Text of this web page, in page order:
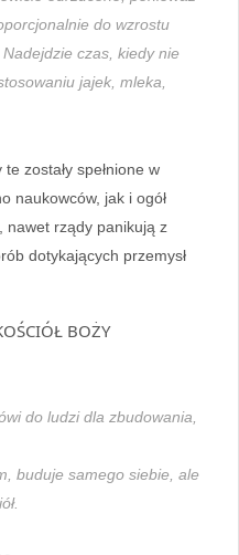
do wzrostu
czas, kiedy nie
jajek, mleka,
zostały spełnione w
naukowców, jak i ogół
nawet rządy panikują z
dotykających przemysł
BOŻY
do ludzi dla zbudowania,
buduje samego siebie, ale